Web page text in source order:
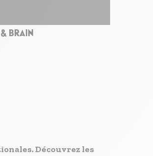
BRAIN
Découvrez les